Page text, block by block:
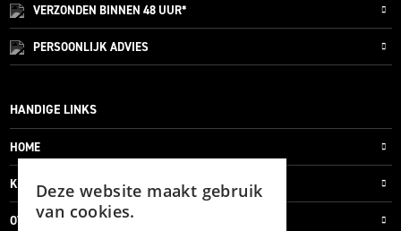
VERZONDEN BINNEN 48 UUR*
PERSOONLIJKADVIES
HANDIGE LINKS
HOME
KLANTENSERVICE
OVER ONS
Deze website maakt gebruik
van cookies.